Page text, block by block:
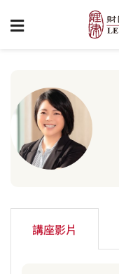
講座影片